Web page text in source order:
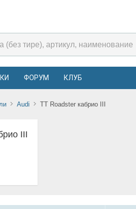
ФОРУМ КЛУБ
Audi TT Roadster кабрио III
III